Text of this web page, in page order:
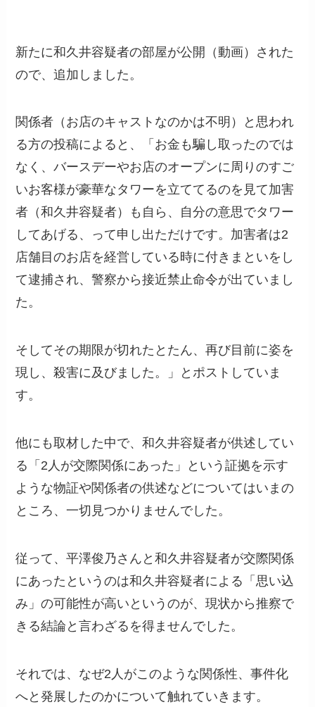
新たに和久井容疑者の部屋が公開（動画）された
ので、追加しました。
関係者（お店のキャストなのかは不明）と思われ
る方の投稿によると、「お金も騙し取ったのでは
なく、バースデーやお店のオープンに周りのすご
いお客様が豪華なタワーを立ててるのを見て加害
者（和久井容疑者）も自ら、自分の意思でタワー
してあげる、って申し出ただけです。加害者は2
店舗目のお店を経営している時に付きまといをし
て逮捕され、警察から接近禁止命令が出ていまし
た。
そしてその期限が切れたとたん、再び目前に姿を
現し、殺害に及びました。」とポストしていま
す。
他にも取材した中で、和久井容疑者が供述してい
る「2人が交際関係にあった」という証拠を示す
ような物証や関係者の供述などについてはいまの
ところ、一切見つかりませんでした。
従って、平澤俊乃さんと和久井容疑者が交際関係
にあったというのは和久井容疑者による「思い込
み」の可能性が高いというのが、現状から推察で
きる結論と言わざるを得ませんでした。
それでは、なぜ2人がこのような関係性、事件化
へと発展したのかについて触れていきます。